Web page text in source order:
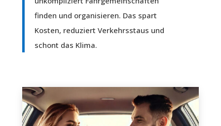
finden und organisieren. Das spart
Kosten, reduziert Verkehrsstaus und
schont das Klima.